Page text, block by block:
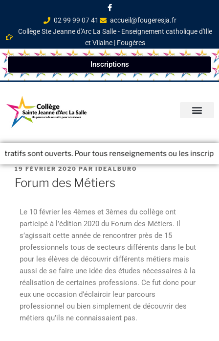
02 99 99 07 41
accueil@fougeresja.fr
Collège Ste Jeanne d'Arc La Salle - Enseignement catholique d'Ille
et Vilaine | Fougères
Inscriptions
ouverts. Pour tous renseignements ou les inscriptions
19 FÉVRIER 2020PARIDEALBURO
Forum des Métiers
Le 10 février les 4èmes et 3èmes du collège ont
participé à l’édition 2020 du Forum des Métiers. Il
s’agissait cette année de rencontrer près de 15
professionnels tous de secteurs différents dans le but
pour les élèves de découvrir différents métiers mais
aussi de se faire une idée des études nécessaires à la
réalisation de certaines professions. Ce fut donc pour
eux une occasion d’éclaircir leur parcours
professionnel ou bien simplement de découvrir des
métiers qu’ils ne connaissaient pas.